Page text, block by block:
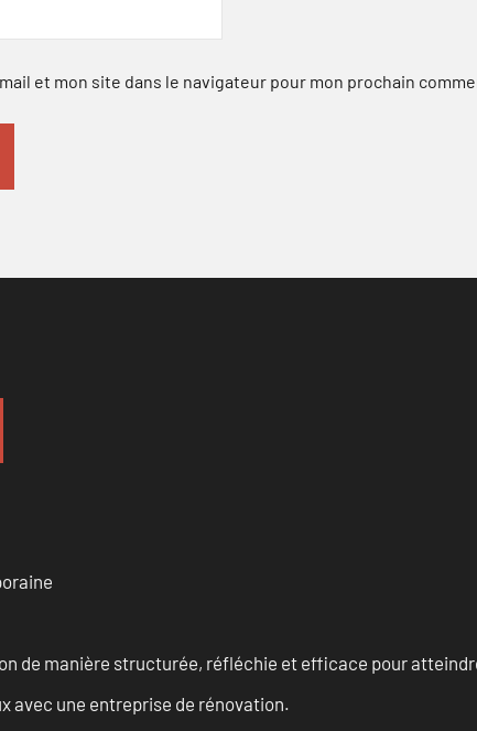
et mon site dans le navigateur pour mon prochain
de manière structurée, réfléchie et efficace pour
avec une entreprise de rénovation.